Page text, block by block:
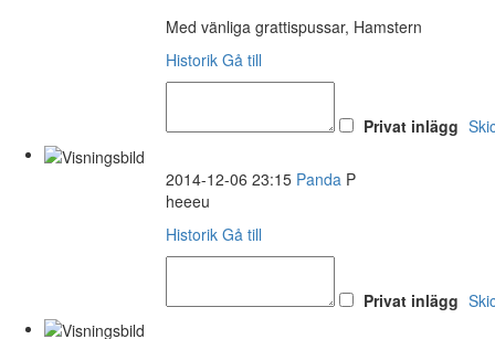
Med vänliga grattispussar, Hamstern
Historik Gå till
Privat inlägg
2014-12-06 23:15 Panda P
heeeu
Historik Gå till
Privat inlägg